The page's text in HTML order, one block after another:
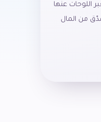
اللوحات عنها
من المال